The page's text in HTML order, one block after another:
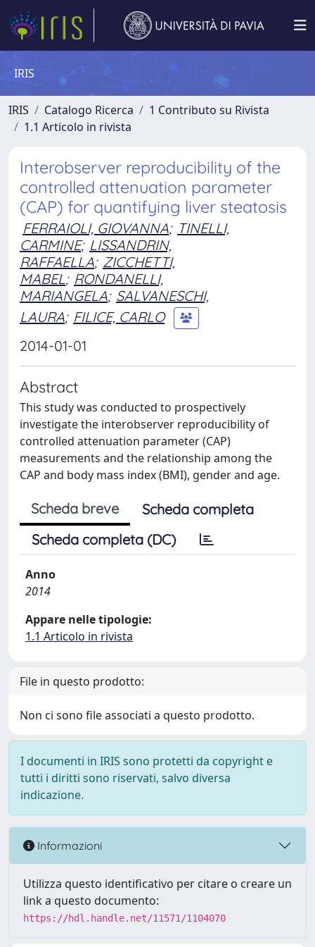
IRIS
IRIS Catalogo Ricerca
1 Contributo su Rivista
1.1 Articolo in rivista
Interobserver reproducibility of the
controlled attenuation parameter
(CAP) for quantifying liver steatosis
FERRAIOLI, GIOVANNA; TINELLI,
CARMINE; LISSANDRIN,
RAFFAELLA; ZICCHETTI,
MABEL; RONDANELLI,
MARIANGELA; SALVANESCHI,
LAURA; FILICE, CARLO
2014-01-01
Abstract
This study was conducted to prospectively
investigate the interobserver reproducibility of
controlled attenuation parameter (CAP)
measurements and the relationship among the
CAP and body mass index (BMI), gender and age.
Scheda breve
Scheda completa
Scheda completa (DC)
Anno
2014
Appare nelle tipologie:
1.1 Articolo in rivista
File in questo prodotto:
Non ci sono file associati a questo prodotto.
I documenti in IRIS sono protetti da copyright e
tutti i diritti sono riservati, salvo diversa
indicazione.
Informazioni
Utilizza questo identificativo per citare o creare un
link a questo documento:
https://hdl.handle.net/11571/1104070